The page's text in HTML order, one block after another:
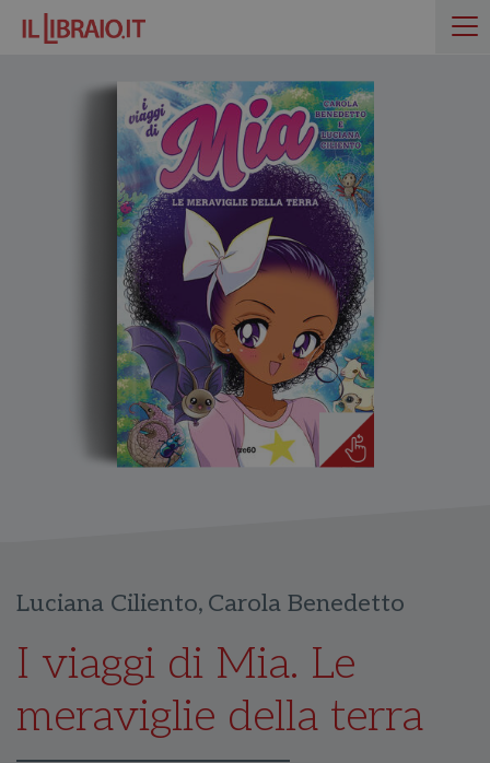
Luciana Ciliento, Carola Benedetto
I viaggi di Mia. Le
meraviglie della terra